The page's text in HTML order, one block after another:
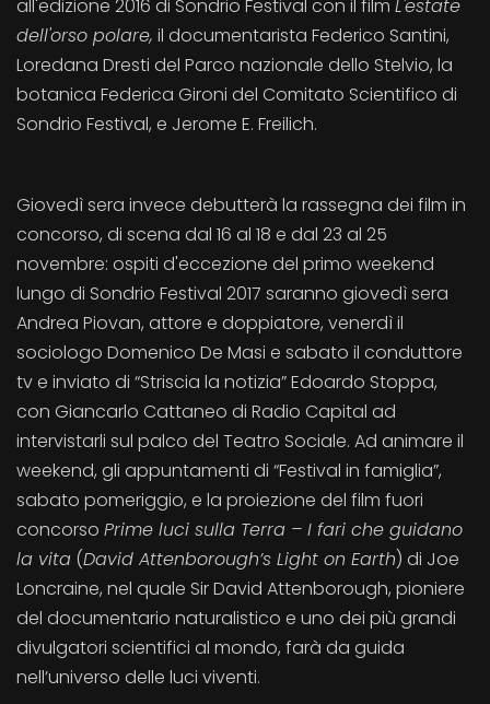
all'edizione 2016 di Sondrio Festival con il film L'estate
dell'orso polare, il documentarista Federico Santini,
Loredana Dresti del Parco nazionale dello Stelvio, la
botanica Federica Gironi del Comitato Scientifico di
Sondrio Festival, e Jerome E. Freilich.
Giovedì sera invece debutterà la rassegna dei film in
concorso, di scena dal 16 al 18 e dal 23 al 25
novembre: ospiti d'eccezione del primo weekend
lungo di Sondrio Festival 2017 saranno giovedì sera
Andrea Piovan, attore e doppiatore, venerdì il
sociologo Domenico De Masi e sabato il conduttore
tv e inviato di “Striscia la notizia” Edoardo Stoppa,
con Giancarlo Cattaneo di Radio Capital ad
intervistarli sul palco del Teatro Sociale. Ad animare il
weekend, gli appuntamenti di “Festival in famiglia”,
sabato pomeriggio, e la proiezione del film fuori
concorso Prime luci sulla Terra – I fari che guidano
la vita (David Attenborough’s Light on Earth) di Joe
Loncraine, nel quale Sir David Attenborough, pioniere
del documentario naturalistico e uno dei più grandi
divulgatori scientifici al mondo, farà da guida
nell’universo delle luci viventi.